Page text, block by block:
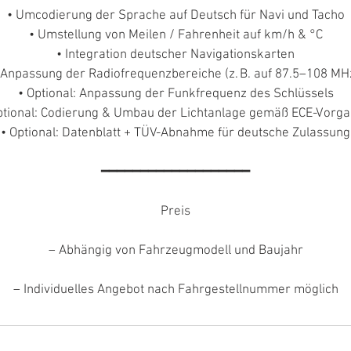
• Umcodierung der Sprache auf Deutsch für Navi und Tacho
• Umstellung von Meilen / Fahrenheit auf km/h & °C
• Integration deutscher Navigationskarten
der Radiofrequenzbereiche (z. B. auf 87.5–108
• Optional: Anpassung der Funkfrequenz des Schlüssels
Codierung & Umbau der Lichtanlage gemäß ECE-
• Optional: Datenblatt + TÜV-Abnahme für deutsche Zulassung
━━━━━━━━━━━━━━━━━━━
Preis
– Abhängig von Fahrzeugmodell und Baujahr
– Individuelles Angebot nach Fahrgestellnummer möglich